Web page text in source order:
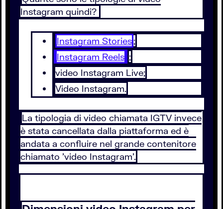
Instagram quindi?
Instagram Stories;
Instagram Reels ;
video Instagram Live;
Video Instagram.
La tipologia di video chiamata IGTV invece
è stata cancellata dalla piattaforma ed è
andata a confluire nel grande contenitore
chiamato 'video Instagram'.